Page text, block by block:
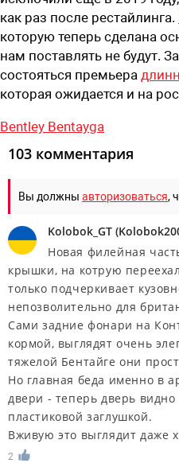
как раз после рестайлинга.
которую теперь сделана
нам поставлять не будут.
состояться премьера
которая ожидается и на
Bentley Bentayga
103 комментария
Вы должны авторизоваться,
Kolobok_GT (
Новая филейная
крышки, на котрую
только подчеркивает
непозволительно для
Сами задние фонари на
кормой, выглядят очень
тяжелой Бентайге они
Но главная беда именно в
двери - теперь дверь
пластиковой заглушкой.
Вживую это выглядит даже
2